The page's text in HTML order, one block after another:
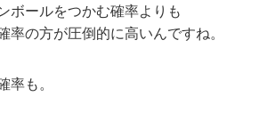
ボールをつかむ確率よりも
率の方が圧倒的に高いんですね。
率も。